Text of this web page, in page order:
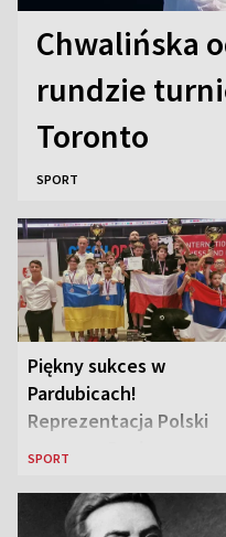
Chwalińska
rundzie
Toronto
SPORT
Piękny sukces w
Pardubicach!
Reprezentacja Polski
wygrywa Drużynowe
szachach do lat 12
SPORT